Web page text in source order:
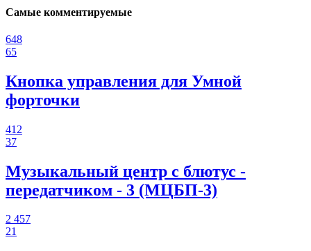
Самые комментируемые
648
65
Кнопка управления для Умной
форточки
412
37
Музыкальный центр с блютус -
передатчиком - 3 (МЦБП-3)
2 457
21